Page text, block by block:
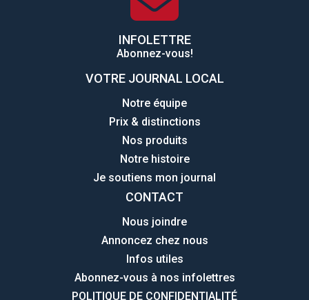
INFOLETTRE
Abonnez-vous!
VOTRE JOURNAL LOCAL
Notre équipe
Prix & distinctions
Nos produits
Notre histoire
Je soutiens mon journal
CONTACT
Nous joindre
Annoncez chez nous
Infos utiles
Abonnez-vous à nos infolettres
POLITIQUE DE CONFIDENTIALITÉ